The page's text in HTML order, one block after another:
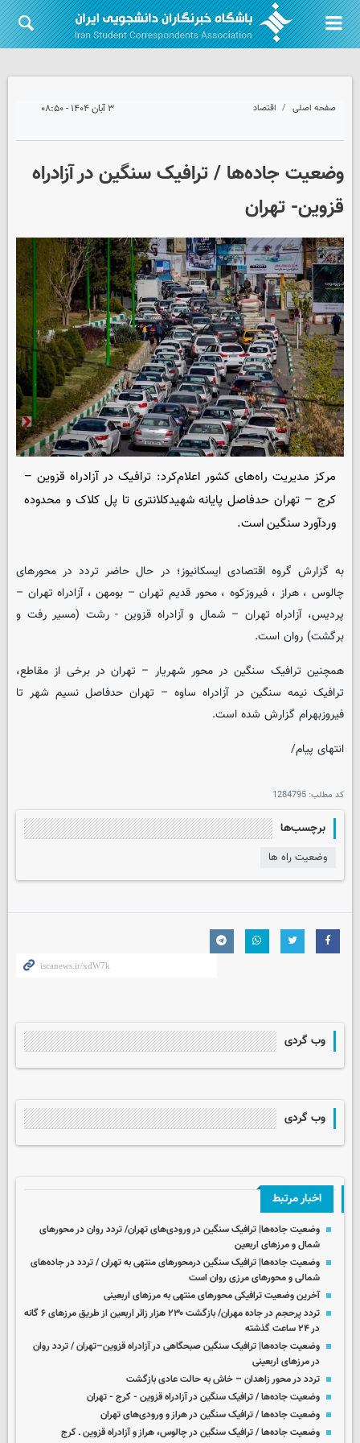
صفحه اصلی اقتصاد ۳ آبان ۱۴۰۴ - ۰۸:۵۰
وضعیت جاده‌ها / ترافیک سنگین در آزادراه
قزوین- تهران
مرکز مدیریت راه‌های کشور اعلام‌کرد: ترافیک در آزادراه قزوین –
کرج – تهران حدفاصل پایانه شهیدکلانتری تا پل کلاک و محدوده
وردآورد سنگین است.
به گزارش گروه اقتصادیایسکانیوز؛ در حال حاضر تردد در محورهای
چالوس ، هراز ، فیروزکوه ، محور قدیم تهران – بومهن ، آزادراه تهران –
پردیس، آزادراه تهران – شمال و آزادراه قزوین - رشت (مسیر رفت و
برگشت) روان است.
همچنین ترافیک سنگین در محور شهریار – تهران در برخی از مقاطع،
ترافیک نیمه سنگین در آزادراه ساوه – تهران حدفاصل نسیم شهر تا
فیروزبهرام گزارش شده است.
انتهای پیام/
کد مطلب: 1284795
برچسب‌ها
وضعیت راه ها
وب گردی
وب گردی
اخبار مرتبط
وضعیت جاده‌ها| ترافیک سنگین در ورودی‌های تهران/ تردد روان در محورهای
شمال و مرزهای اربعین
وضعیت جاده‌ها| ترافیک سنگین درمحورهای منتهی به تهران / تردد در جاده‌های
شمالی و محورهای مرزی روان است
آخرین وضعیت ترافیکی محورهای منتهی به مرزهای اربعینی
تردد پرحجم در جاده مهران/ بازگشت ۲۳۰ هزار زائر اربعین از طریق مرزهای ۶ گانه
در ۲۴ ساعت گذشته
وضعیت جاده‌ها| ترافیک سنگین صبحگاهی در آزادراه قزوین–تهران / تردد روان
در مرزهای اربعینی
تردد در محور زاهدان – خاش به حالت عادی بازگشت
وضعیت جاده‌ها / ترافیک سنگین در آزادراه قزوین - کرج - تهران
وضعیت جاده‌ها / ترافیک سنگین در هراز و ورودی‌های تهران
وضعیت جاده‌ها / ترافیک سنگین در چالوس، هراز و آزادراه قزوین ـ کرج